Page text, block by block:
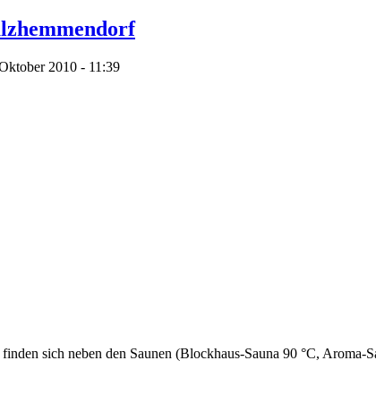
2010 - 11:39
sich neben den Saunen (Blockhaus-Sauna 90 °C,